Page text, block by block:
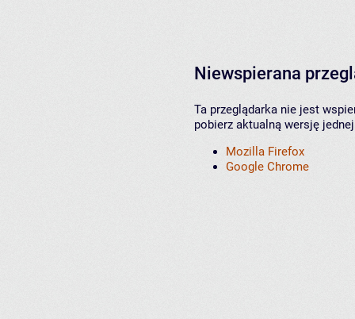
Niewspierana
Ta przeglądarka nie jest
pobierz aktualną wersję
Mozilla Firefox
Google Chrome